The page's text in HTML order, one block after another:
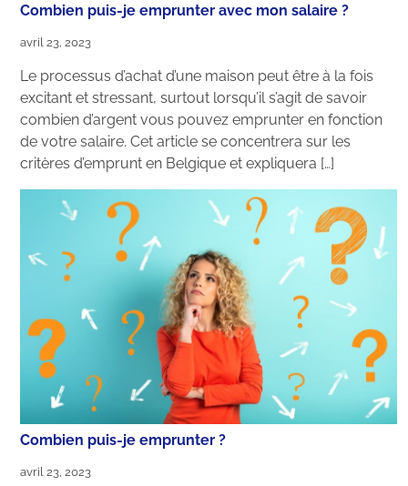
Combien puis-je emprunter avec mon salaire ?
avril 23, 2023
Le processus d’achat d’une maison peut être à la fois
excitant et stressant, surtout lorsqu’il s’agit de savoir
combien d’argent vous pouvez emprunter en fonction
de votre salaire. Cet article se concentrera sur les
critères d’emprunt en Belgique et expliquera […]
Combien puis-je emprunter ?
avril 23, 2023